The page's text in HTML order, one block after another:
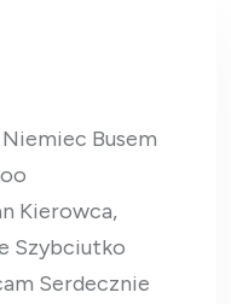
przewoznik,
10 lat. Punktualni,
dobrze ulozone
kierowcy.